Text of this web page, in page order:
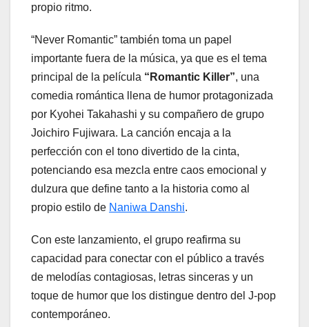
propio ritmo.
“Never Romantic” también toma un papel
importante fuera de la música, ya que es el tema
principal de la película “Romantic Killer”, una
comedia romántica llena de humor protagonizada
por Kyohei Takahashi y su compañero de grupo
Joichiro Fujiwara. La canción encaja a la
perfección con el tono divertido de la cinta,
potenciando esa mezcla entre caos emocional y
dulzura que define tanto a la historia como al
propio estilo de Naniwa Danshi.
Con este lanzamiento, el grupo reafirma su
capacidad para conectar con el público a través
de melodías contagiosas, letras sinceras y un
toque de humor que los distingue dentro del J-pop
contemporáneo.